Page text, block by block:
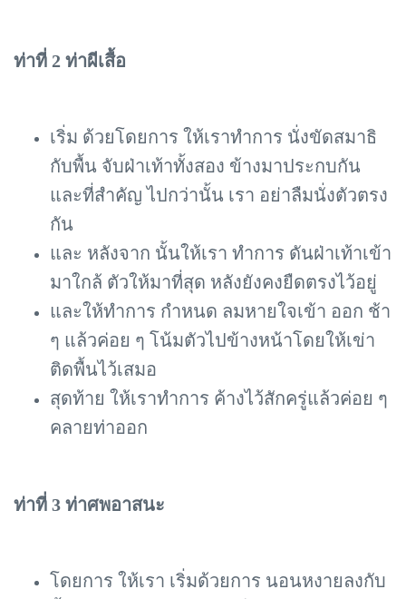
ท่าที่ 2 ท่าผีเสื้อ
เริ่ม ด้วยโดยการ ให้เราทำการ นั่งขัดสมาธิ
กับพื้น จับฝ่าเท้าทั้งสอง ข้างมาประกบกัน
และที่สำคัญ ไปกว่านั้น เรา อย่าลืมนั่งตัวตรง
กัน
และ หลังจาก นั้นให้เรา ทำการ ดันฝ่าเท้าเข้า
มาใกล้ ตัวให้มาที่สุด หลังยังคงยืดตรงไว้อยู่
และให้ทำการ กำหนด ลมหายใจเข้า ออก ช้า
ๆ แล้วค่อย ๆ โน้มตัวไปข้างหน้าโดยให้เข่า
ติดพื้นไว้เสมอ
สุดท้าย ให้เราทำการ ค้างไว้สักครู่แล้วค่อย ๆ
คลายท่าออก
ท่าที่ 3 ท่าศพอาสนะ
โดยการ ให้เรา เริ่มด้วยการ นอนหงายลงกับ